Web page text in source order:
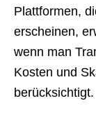
Plattformen,
erscheinen,
wenn man
Kosten und
berücksichtigt.